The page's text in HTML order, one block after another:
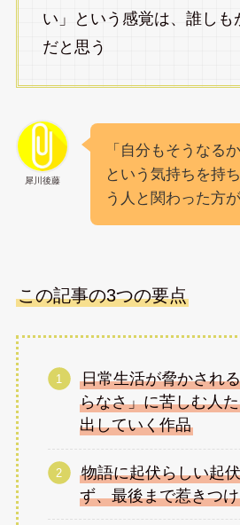
い」という感覚は、誰しも
だと思う
犀川後藤
「自分もそうなる
という気持ちを持
う人と関わった方
この記事の3つの要点
日常生活が脅かされ
らなさ」に苦しむ人
出していく作品
物語に起伏らしい起
ず、最後まで惹きつ